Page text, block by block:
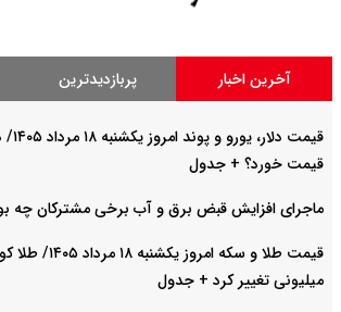
آخرین اخبار پربازدیدترین
قیمت
قیمت خورد؟ + جدول
ماجرای افزایش قبض برق و آب برخی مشترکان چه
قیمت طلا و سکه امروز
میلیونی تغییر کرد + جدول